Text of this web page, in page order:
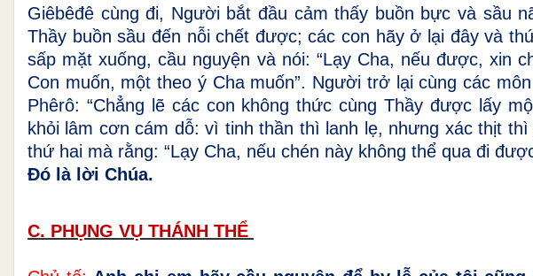
Giêbêđê cùng đi, Người bắt đầu cảm thấy buồn bực và sầu
Thầy buồn sầu đến nỗi chết được; các con hãy ở lại đây và
sấp mặt xuống, cầu nguyện và nói: “Lạy Cha, nếu được, xin
Con muốn, một theo ý Cha muốn”. Người trở lại cùng các
Phêrô: “Chẳng lẽ các con không thức cùng Thầy được lấy
khỏi lâm cơn cám dỗ: vì tinh thần thì lanh lẹ, nhưng xác thịt
thứ hai mà rằng: “Lạy Cha, nếu chén này không thể qua đi
Đó là lời Chúa.
C. PHỤNG VỤ THÁNH THỂ